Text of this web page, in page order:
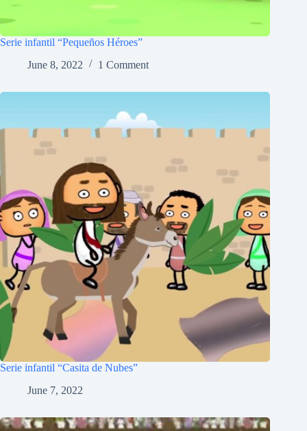
Serie infantil “Pequeños Héroes”
June 8, 2022
1 Comment
Serie infantil “Casita de Nubes”
June 7, 2022